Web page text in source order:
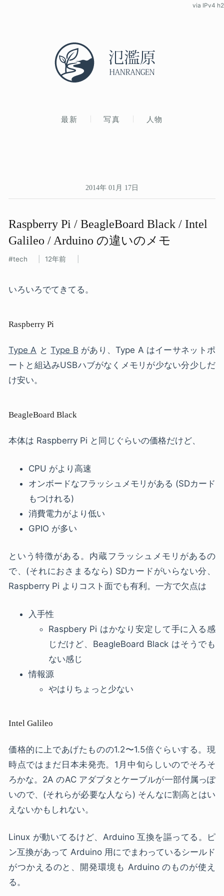
最新 写真 人物
via IPv4 h2
2014年 01月 17日
Raspberry Pi / BeagleBoard Black / Intel
Galileo / Arduino の​違いの​メモ
tech 12年前
いろいろでてきてる。
Raspberry Pi
Type A とType B があり、Type A はイーサネットポ
ートと組込みUSBハブがなくメモリが少ない分少しだ
け安い。
BeagleBoard Black
本体は Raspberry Pi と同じぐらいの価格だけど、
CPU がより高速
オンボードなフラッシュメモリがある (SDカード
もつけれる)
消費電力がより低い
GPIO が多い
という特徴がある。内蔵フラッシュメモリがあるの
で、(それにおさまるなら) SDカードがいらない分、
Raspberry Pi よりコスト面でも有利。一方で欠点は
入手性
Raspbery Pi はかなり安定して手に入る感
じだけど、BeagleBoard Black はそうでも
ない感じ
情報源
やはりちょっと少ない
Intel Galileo
価格的に上であげたものの1.2〜1.5倍ぐらいする。現
時点ではまだ日本未発売。1月中旬らしいのでそろそ
ろかな。2A のAC アダプタとケーブルが一部付属っぽ
いので、(それらが必要な人なら) そんなに割高とはい
えないかもしれない。
Linux が動いてるけど、Arduino 互換を謳ってる。ピ
ン互換があって Arduino 用にでまわっているシールド
がつかえるのと、開発環境も Arduino のものが使え
る。